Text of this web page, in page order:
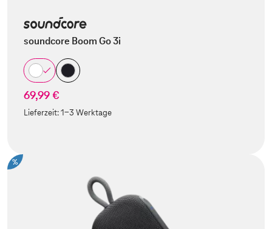
soundcore Boom Go 3i
69,99 €
Lieferzeit:1-3 Werktage
%